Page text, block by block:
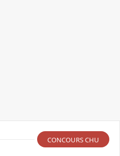
CONCOURS CHU